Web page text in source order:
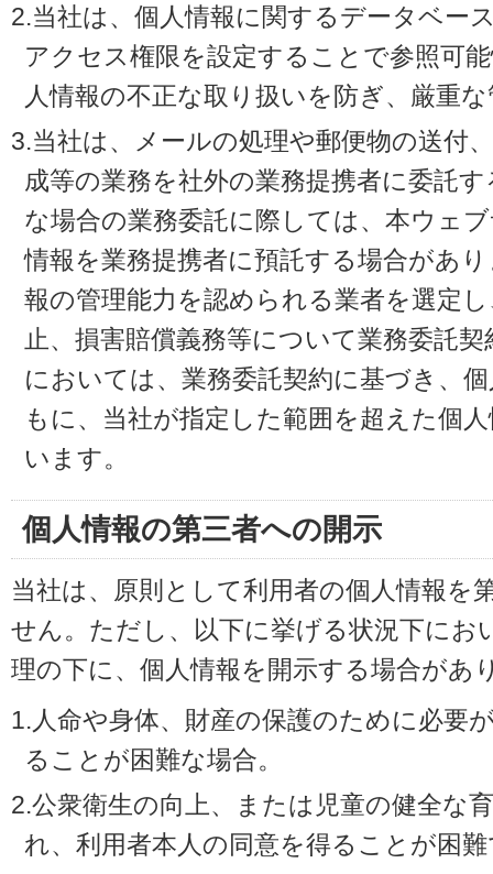
2.当社は、個人情報に関するデータベー
アクセス権限を設定することで参照可
人情報の不正な取り扱いを防ぎ、厳重
3.当社は、メールの処理や郵便物の送付
成等の業務を社外の業務提携者に委託
な場合の業務委託に際しては、本ウェ
情報を業務提携者に預託する場合があ
報の管理能力を認められる業者を選定
止、損害賠償義務等について業務委託
においては、業務委託契約に基づき、
もに、当社が指定した範囲を超えた個
います。
個人情報の第三者への開示
当社は、原則として利用者の個人情報を
せん。ただし、以下に挙げる状況下にお
理の下に、個人情報を開示する場合があ
1.人命や身体、財産の保護のために必要
ることが困難な場合。
2.公衆衛生の向上、または児童の健全な
れ、利用者本人の同意を得ることが困